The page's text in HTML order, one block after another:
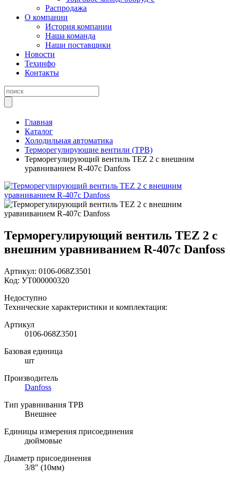
Распродажа
О компании
История компании
Наша команда
Наши поставщики
Новости
Техинфо
Контакты
Главная
Каталог
Холодильная автоматика
Терморегулирующие вентили (ТРВ)
Терморегулирующий вентиль TEZ 2 с внешним
уравниванием R-407с Danfoss
Терморегулирующий вентиль TEZ 2 с
внешним уравниванием R-407с Danfoss
Артикул: 0106-068Z3501
Код: УТ000000320
Недоступно
Технические характеристики и комплектация:
Артикул
0106-068Z3501
Базовая единица
шт
Производитель
Danfoss
Тип уравнивания ТРВ
Внешнее
Единицы измерения присоединения
дюймовые
Диаметр присоединения
3/8" (10мм)